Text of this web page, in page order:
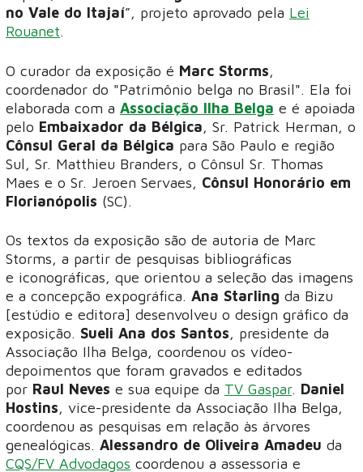
no Vale do Itajaí”, projeto aprovado pela Lei
Rouanet.
O curador da exposição é Marc Storms,
coordenador do "Patrimônio belga no Brasil". Ela foi
elaborada com a Associação Ilha Belga e é apoiada
pelo Embaixador da Bélgica, Sr. Patrick Herman, o
Cônsul Geral da Bélgica para São Paulo e região
Sul, Sr. Matthieu Branders, o Cônsul Sr. Thomas
Maes e o Sr. Jeroen Servaes, Cônsul Honorário em
Florianópolis (SC).
Os textos da exposição são de autoria de Marc
Storms, a partir de pesquisas bibliográficas
e iconográficas, que orientou a seleção das imagens
e a concepção expográfica. Ana Starling da Bizu
[estúdio e editora] desenvolveu o design gráfico da
exposição. Sueli Ana dos Santos, presidente da
Associação Ilha Belga, coordenou os vídeo-
depoimentos que foram gravados e editados
por Raul Neves e sua equipe da TV Gaspar. Daniel
Hostins, vice-presidente da Associação Ilha Belga,
coordenou as pesquisas em relação às árvores
genealógicas. Alessandro de Oliveira Amadeu da
CQS/FV Advodagos coordenou a assessoria e